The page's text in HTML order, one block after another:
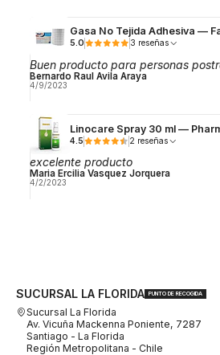
Gasa No Tejida Adhesiva —
5.0 3 reseñas
Buen producto para personas
Bernardo Raul Avila Araya
4/9/2023
Linocare Spray 30 ml —
4.5 2 reseñas
excelente producto
Maria Ercilia Vasquez Jorquera
4/2/2023
SUCURSAL LA FLORIDA PUNTO DE RECOGIDA
Sucursal La Florida
Av. Vicuña Mackenna Poniente, 7287
Santiago - La Florida
Región Metropolitana - Chile